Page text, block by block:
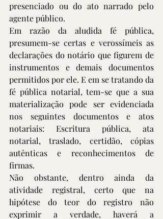
presenciado ou do ato narrado pelo
agente público.
Em razão da aludida fé pública,
presumem-se certas e verossímeis as
declarações do notário que figurem de
instrumentos e demais documentos
permitidos por ele. E em se tratando da
fé pública notarial, tem-se que a sua
materialização pode ser evidenciada
nos seguintes documentos e atos
notariais: Escritura pública, ata
notarial, traslado, certidão, cópias
autênticas e reconhecimentos de
firmas.
Não obstante, dentro ainda da
atividade registral, certo que na
hipótese do teor do registro não
exprimir a verdade, haverá a